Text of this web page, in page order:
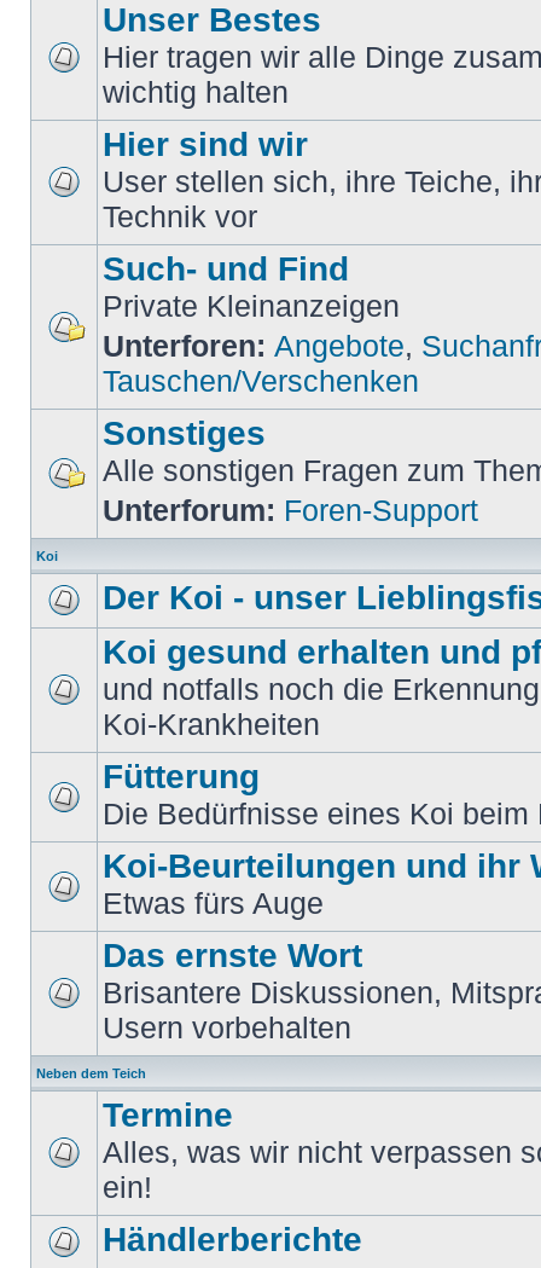
Unser Bestes
Hier tragen wir alle Dinge
wichtig halten
Hier sind wir
User stellen sich, ihre Teiche,
Technik vor
Such- und Find
Private Kleinanzeigen
Unterforen: Angebote,
Tauschen/Verschenken
Sonstiges
Alle sonstigen Fragen zum
Unterforum: Foren-Support
Koi
Der Koi - unser
Koi gesund erhalten und
und notfalls noch die
Koi-Krankheiten
Fütterung
Die Bedürfnisse eines Koi beim
Koi-Beurteilungen und ihr
Etwas fürs Auge
Das ernste Wort
Brisantere Diskussionen,
Usern vorbehalten
Neben dem Teich
Termine
Alles, was wir nicht verpassen
ein!
Händlerberichte